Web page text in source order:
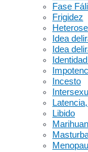
Fase
Frigidez
Idea
Idea
Incesto
Libido